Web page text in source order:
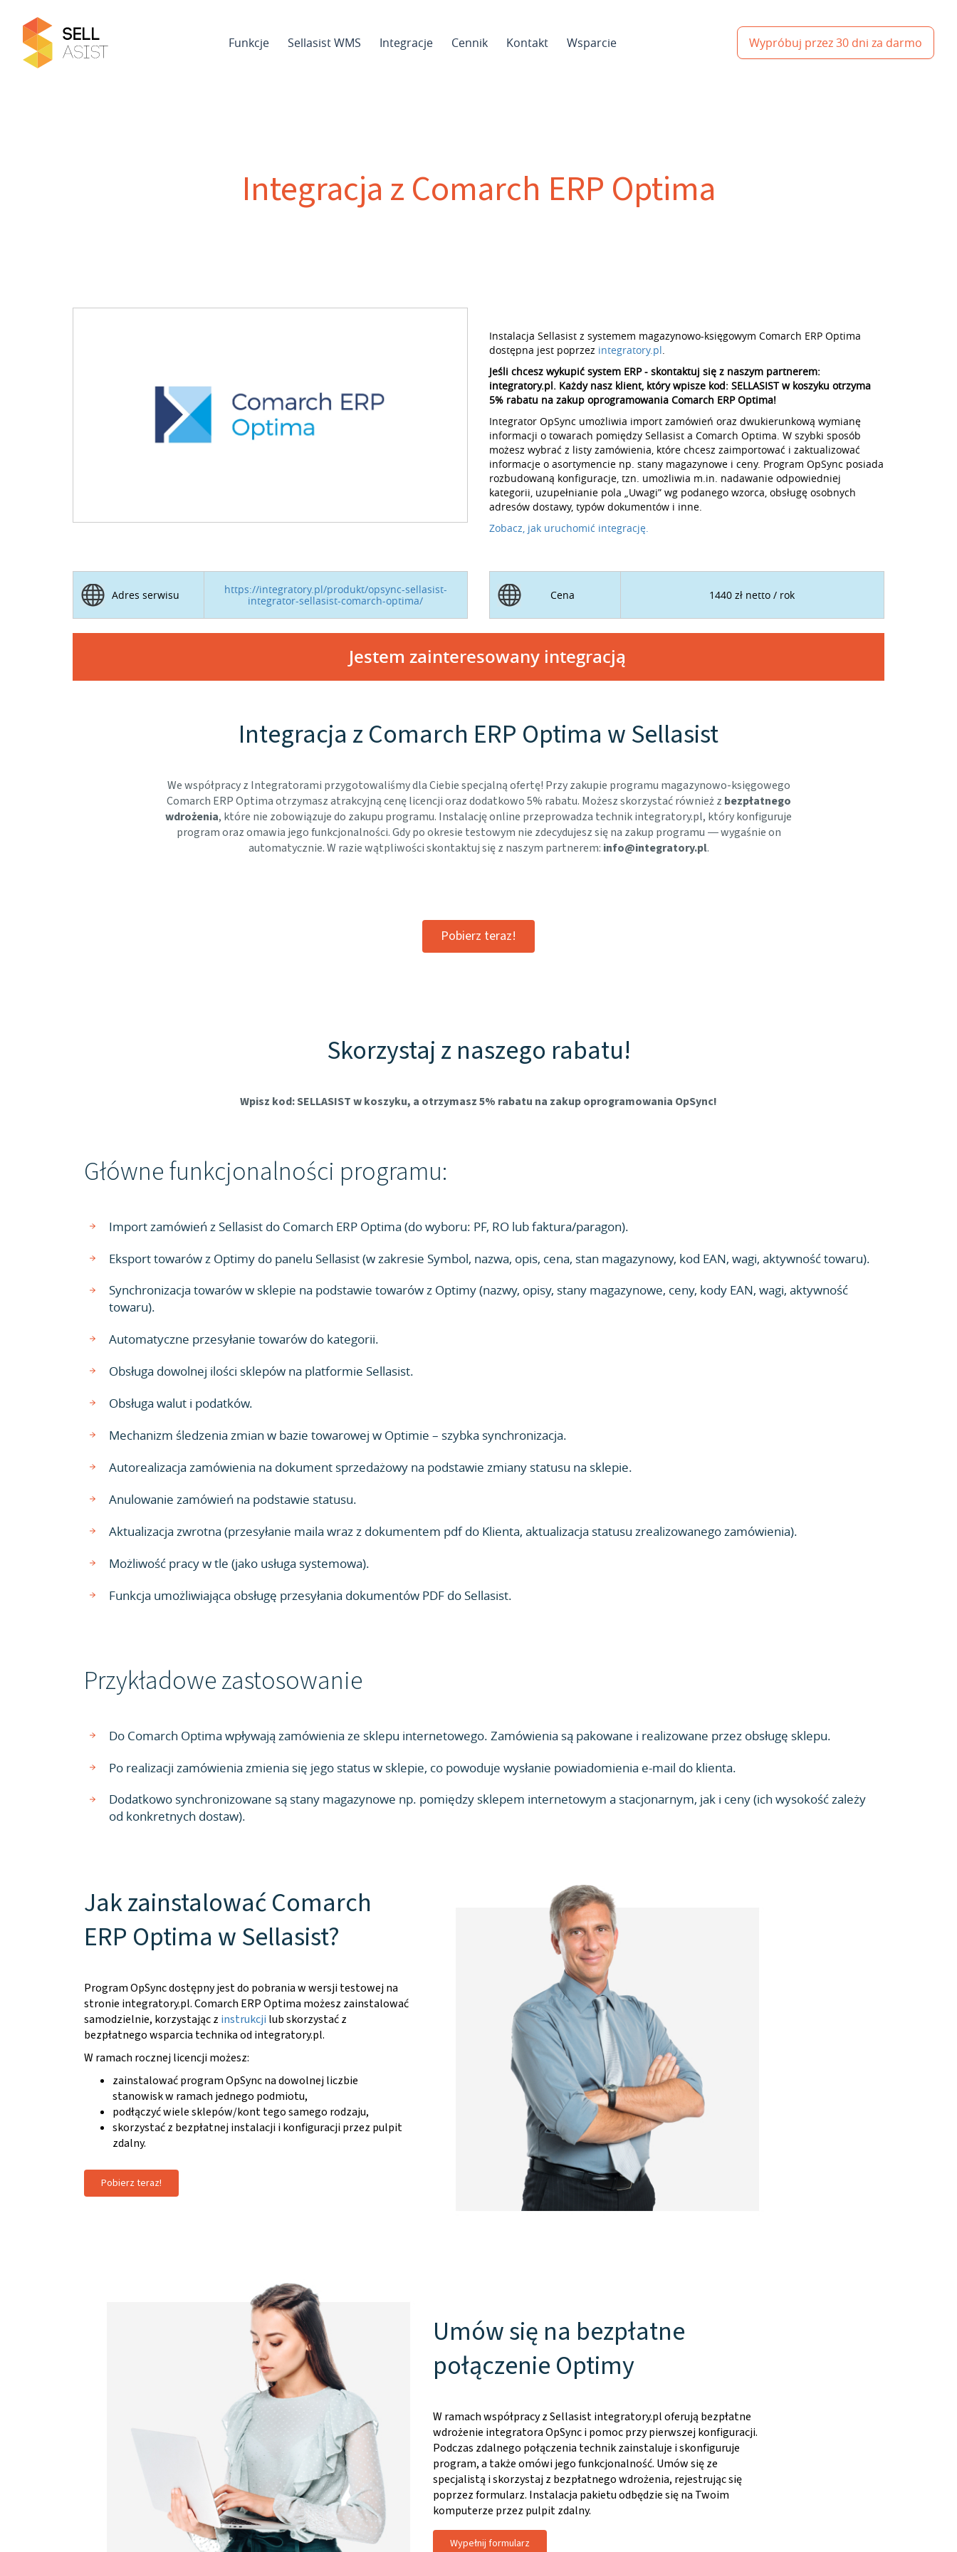
Funkcje Sellasist WMS Integracje Cennik Kontakt Wsparcie Wypróbuj przez 30 dni za darmo
Integracja z Comarch ERP Optima
Instalacja Sellasist z systemem magazynowo-księgowym Comarch ERP Optima
dostępna jest poprzez integratory.pl.
Jeśli chcesz wykupić system ERP - skontaktuj się z naszym partnerem:
integratory.pl. Każdy nasz klient, który wpisze kod: SELLASIST w koszyku otrzyma
5% rabatu na zakup oprogramowania Comarch ERP Optima!
Integrator OpSync umożliwia import zamówień oraz dwukierunkową wymianę
informacji o towarach pomiędzy Sellasist a Comarch Optima. W szybki sposób
możesz wybrać z listy zamówienia, które chcesz zaimportować i zaktualizować
informacje o asortymencie np. stany magazynowe i ceny. Program OpSync posiada
rozbudowaną konfiguracje, tzn. umożliwia m.in. nadawanie odpowiedniej
kategorii, uzupełnianie pola „Uwagi” wg podanego wzorca, obsługę osobnych
adresów dostawy, typów dokumentów i inne.
Zobacz, jak uruchomić integrację.
Adres serwisu
https://integratory.pl/produkt/opsync-sellasist-
integrator-sellasist-comarch-optima/
Cena 1440 zł netto / rok
Jestem zainteresowany integracją
Integracja z Comarch ERP Optima w Sellasist
We współpracy z Integratorami przygotowaliśmy dla Ciebie specjalną ofertę! Przy zakupie programu magazynowo-księgowego
Comarch ERP Optima otrzymasz atrakcyjną cenę licencji oraz dodatkowo 5% rabatu. Możesz skorzystać również z bezpłatnego
wdrożenia, które nie zobowiązuje do zakupu programu. Instalację online przeprowadza technik integratory.pl, który konfiguruje
program oraz omawia jego funkcjonalności. Gdy po okresie testowym nie zdecydujesz się na zakup programu —wygaśnie on
automatycznie. W razie wątpliwości skontaktuj się z naszym partnerem: info@integratory.pl.
Pobierz teraz!
Skorzystaj z naszego rabatu!
Wpisz kod: SELLASIST w koszyku, a otrzymasz 5% rabatu na zakup oprogramowania OpSync!
Główne funkcjonalności programu:
Import zamówień z Sellasist do Comarch ERP Optima (do wyboru: PF, RO lub faktura/paragon).
Eksport towarów z Optimy do panelu Sellasist (w zakresie Symbol, nazwa, opis, cena, stan magazynowy, kod EAN, wagi, aktywność towaru).
Synchronizacja towarów w sklepie na podstawie towarów z Optimy (nazwy, opisy, stany magazynowe, ceny, kody EAN, wagi, aktywność
towaru).
Automatyczne przesyłanie towarów do kategorii.
Obsługa dowolnej ilości sklepów na platformie Sellasist.
Obsługa walut i podatków.
Mechanizm śledzenia zmian w bazie towarowej w Optimie – szybka synchronizacja.
Autorealizacja zamówienia na dokument sprzedażowy na podstawie zmiany statusu na sklepie.
Anulowanie zamówień na podstawie statusu.
Aktualizacja zwrotna (przesyłanie maila wraz z dokumentem pdf do Klienta, aktualizacja statusu zrealizowanego zamówienia).
Możliwość pracy w tle (jako usługa systemowa).
Funkcja umożliwiająca obsługę przesyłania dokumentów PDF do Sellasist.
Przykładowe zastosowanie
Do Comarch Optima wpływają zamówienia ze sklepu internetowego. Zamówienia są pakowane i realizowane przez obsługę sklepu.
Po realizacji zamówienia zmienia się jego status w sklepie, co powoduje wysłanie powiadomienia e-mail do klienta.
Dodatkowo synchronizowane są stany magazynowe np. pomiędzy sklepem internetowym a stacjonarnym, jak i ceny (ich wysokość zależy
od konkretnych dostaw).
Jak zainstalować Comarch
ERP Optima w Sellasist?
Program OpSync dostępny jest do pobrania w wersji testowej na
stronie integratory.pl. Comarch ERP Optima możesz zainstalować
samodzielnie, korzystając z instrukcji lub skorzystać z
bezpłatnego wsparcia technika od integratory.pl.
W ramach rocznej licencji możesz:
zainstalować program OpSync na dowolnej liczbie
stanowisk w ramach jednego podmiotu,
podłączyć wiele sklepów/kont tego samego rodzaju,
skorzystać z bezpłatnej instalacji i konfiguracji przez pulpit
zdalny.
Pobierz teraz!
Umów się na bezpłatne
połączenie Optimy
W ramach współpracy z Sellasist integratory.pl oferują bezpłatne
wdrożenie integratora OpSync i pomoc przy pierwszej konfiguracji.
Podczas zdalnego połączenia technik zainstaluje i skonfiguruje
program, a także omówi jego funkcjonalność. Umów się ze
specjalistą i skorzystaj z bezpłatnego wdrożenia, rejestrując się
poprzez formularz. Instalacja pakietu odbędzie się na Twoim
komputerze przez pulpit zdalny.
Wypełnij formularz